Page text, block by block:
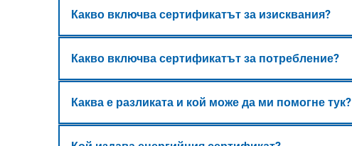
Какво включва сертификатът за изисквания?
Какво включва сертификатът за потребление?
Каква е разликата и кой може да ми помогне тук?